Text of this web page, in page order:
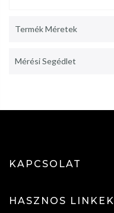
Termék Méretek
Mérési Segédlet
KAPCSOLAT
HASZNOS LINKEK